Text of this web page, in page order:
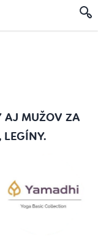
AJ MUŽOV ZA
LEGÍNY.